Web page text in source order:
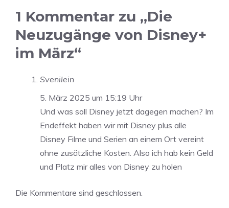
1 Kommentar zu „Die
Neuzugänge von Disney+
im März“
Svenilein
5. März 2025 um 15:19 Uhr
Und was soll Disney jetzt dagegen machen? Im
Endeffekt haben wir mit Disney plus alle
Disney Filme und Serien an einem Ort vereint
ohne zusätzliche Kosten. Also ich hab kein Geld
und Platz mir alles von Disney zu holen
Die Kommentare sind geschlossen.